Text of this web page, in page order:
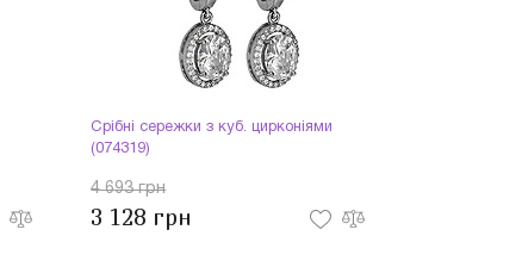
Срібні сережки з куб. цирконіями
(074319)
4 693 грн
3 128 грн